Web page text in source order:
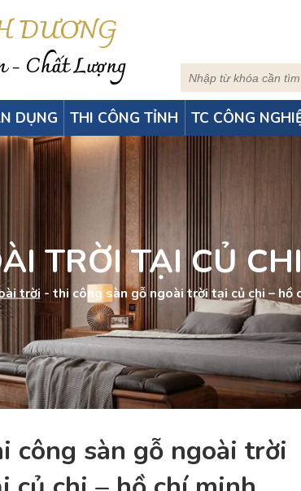
DƯƠNG
- Chất Lượng
DỤNG THI CÔNG TỈNH TC CÔNG
TRỜI TẠI CỦ
trời- thi công sàn gỗ ngoài trời tại củ chi – hồ
công sàn gỗ ngoài trời